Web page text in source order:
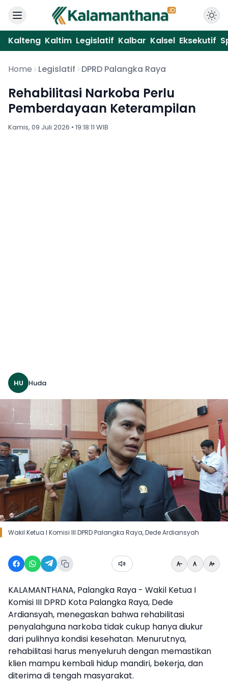
Kalteng Kaltim Legislatif Kalbar Kalsel Eksekutif
Home Legislatif DPRD Palangka Raya
Rehabilitasi Narkoba Perlu
Pemberdayaan Keterampilan
Kamis, 09 Juli 2026 • 19:18:11 WIB
HU Huda
Wakil Ketua I Komisi III DPRD Palangka Raya, Dede Ardiansyah
KALAMANTHANA, Palangka Raya - Wakil Ketua I
Komisi III DPRD Kota Palangka Raya, Dede
Ardiansyah, menegaskan bahwa rehabilitasi
penyalahguna narkoba tidak cukup hanya diukur
dari pulihnya kondisi kesehatan. Menurutnya,
rehabilitasi harus menyeluruh dengan memastikan
klien mampu kembali hidup mandiri, bekerja, dan
diterima di tengah masyarakat.